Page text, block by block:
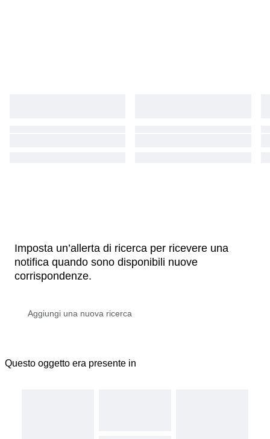
Imposta un’allerta di ricerca per ricevere una
notifica quando sono disponibili nuove
corrispondenze.
Questo oggetto era presente in